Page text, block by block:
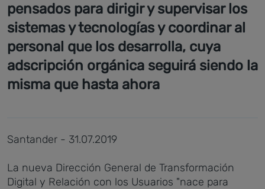
pensados para dirigir y supervisar los
sistemas y tecnologías y coordinar al
personal que los desarrolla, cuya
adscripción orgánica seguirá siendo la
misma que hasta ahora
Santander - 31.07.2019
La nueva Dirección General de Transformación
Digital y Relación con los Usuarios "nace para